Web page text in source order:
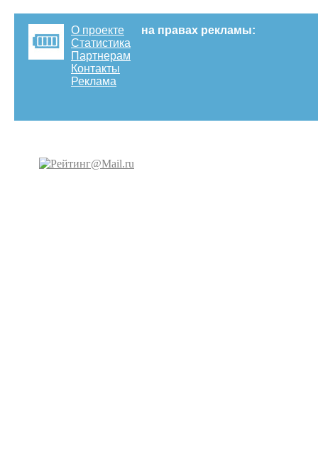
О проекте
Статистика
Партнерам
Контакты
Реклама
на правах рекламы: